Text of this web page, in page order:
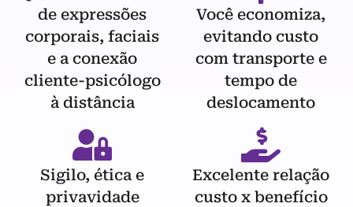
de expressões
corporais, faciais
e a conexão
cliente-psicólogo
à distância
Sigilo, ética e
privavidade
Você economiza,
evitando custo
com transporte e
tempo de
deslocamento
Excelente relação
custo x benefício